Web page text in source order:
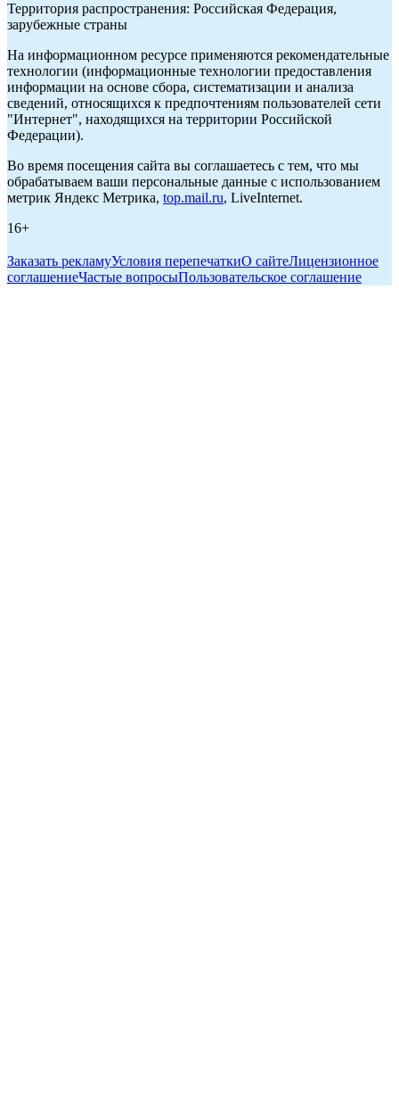
Территория распространения: Российская Федерация,
зарубежные страны
На информационном ресурсе применяются рекомендательные
технологии (информационные технологии предоставления
информации на основе сбора, систематизации и анализа
сведений, относящихся к предпочтениям пользователей сети
"Интернет", находящихся на территории Российской
Федерации).
Во время посещения сайта вы соглашаетесь с тем, что мы
обрабатываем ваши персональные данные с использованием
метрик Яндекс Метрика, top.mail.ru, LiveInternet.
16+
Заказать рекламуУсловия перепечаткиО сайтеЛицензионное
соглашениеЧастые вопросыПользовательское соглашение